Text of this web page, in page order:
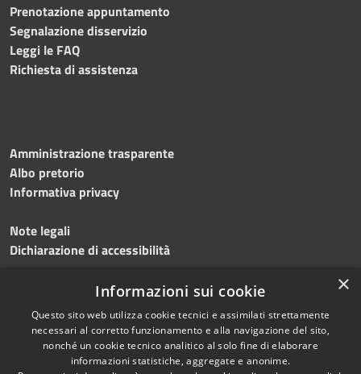
Prenotazione appuntamento
Segnalazione disservizio
Leggi le FAQ
Richiesta di assistenza
Amministrazione trasparente
Albo pretorio
Informativa privacy
Note legali
Dichiarazione di accessibilità
Meccanismo di feedback
Copyright © 2026 • Comune di
×
Informazioni sui cookie
Questo sito web utilizza cookie tecnici e assimilati strettamente
necessari al corretto funzionamento e alla navigazione del sito,
nonché un cookie tecnico analitico al solo fine di elaborare
informazioni statistiche, aggregate e anonime.